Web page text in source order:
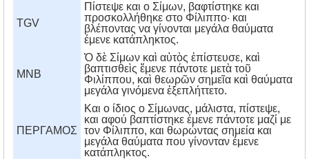
TGV
Πίστεψε και ο Σίμων, βαφτίστηκε και
προσκολλήθηκε στο Φίλιππο· και
βλέποντας να γίνονται μεγάλα θαύματα
έμενε κατάπληκτος.
MNB
Ὁ δὲ Σίμων καὶ αὐτὸς ἐπίστευσε, καὶ
βαπτισθεὶς ἔμενε πάντοτε μετὰ τοῦ
Φιλίππου, καὶ θεωρῶν σημεῖα καὶ θαύματα
μεγάλα γινόμενα ἐξεπλήττετο.
ΠΕΡΓΑΜΟΣ
Kαι ο ίδιος ο Σίμωνας, μάλιστα, πίστεψε,
και αφού βαπτίστηκε έμενε πάντοτε μαζί με
τον Φίλιππο, και θωρώντας σημεία και
μεγάλα θαύματα που γίνονταν έμενε
κατάπληκτος.